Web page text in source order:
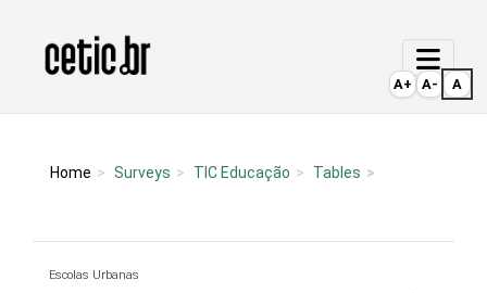
Página inicial
Home Surveys TIC Educação Tables
Escolas Urbanas
A+ A- A